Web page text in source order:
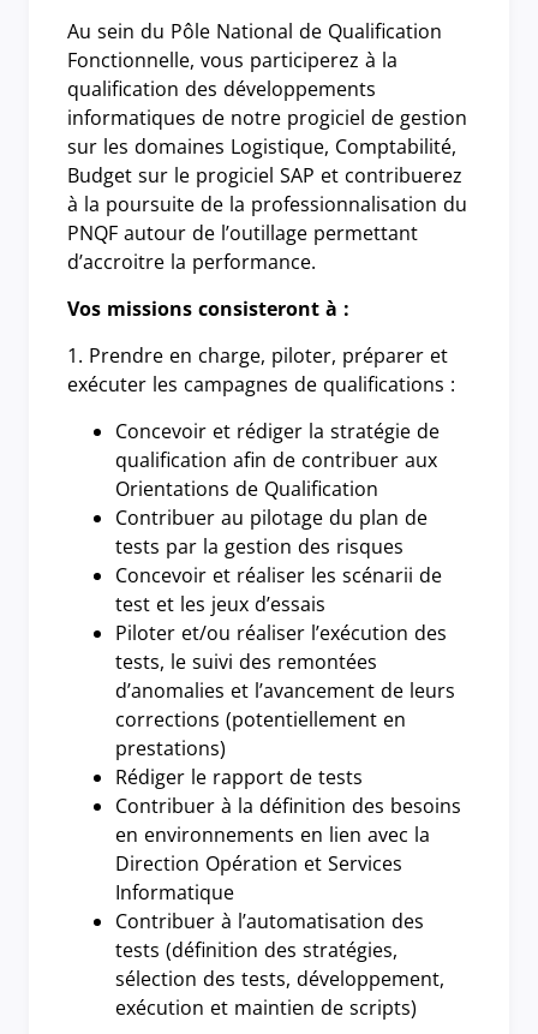
Au sein du Pôle National de Qualification
Fonctionnelle, vous participerez à la
qualification des développements
informatiques de notre progiciel de gestion
sur les domaines Logistique, Comptabilité,
Budget sur le progiciel SAP et contribuerez
à la poursuite de la professionnalisation du
PNQF autour de l’outillage permettant
d’accroitre la performance.
Vos missions consisteront à :
1. Prendre en charge, piloter, préparer et
exécuter les campagnes de qualifications :
Concevoir et rédiger la stratégie de
qualification afin de contribuer aux
Orientations de Qualification
Contribuer au pilotage du plan de
tests par la gestion des risques
Concevoir et réaliser les scénarii de
test et les jeux d’essais
Piloter et/ou réaliser l’exécution des
tests, le suivi des remontées
d’anomalies et l’avancement de leurs
corrections (potentiellement en
prestations)
Rédiger le rapport de tests
Contribuer à la définition des besoins
en environnements en lien avec la
Direction Opération et Services
Informatique
Contribuer à l’automatisation des
tests (définition des stratégies,
sélection des tests, développement,
exécution et maintien de scripts)